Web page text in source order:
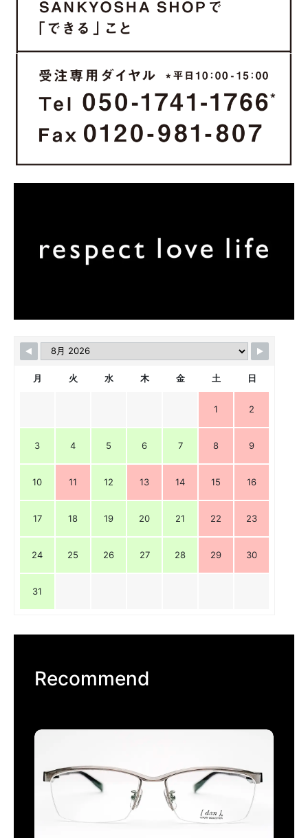
月 火 水 木 金 土 日
1 2
3 4 5 6 7 8 9
10 11 12 13 14 15 16
17 18 19 20 21 22 23
24 25 26 27 28 29 30
31
Recommend